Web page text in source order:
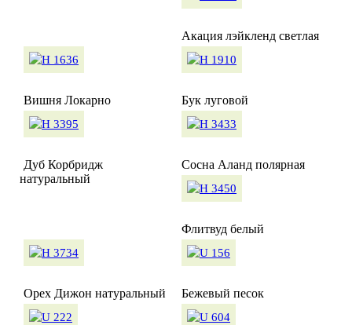
Акация лэйкленд светлая
Вишня Локарно Бук луговой
Дуб Корбридж
натуральный
Сосна Аланд полярная
Флитвуд белый
Орех Дижон натуральный Бежевый песок